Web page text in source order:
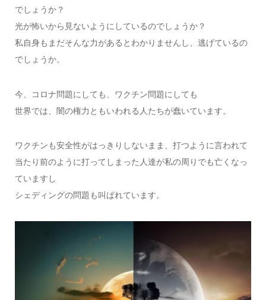
でしょうか？
光が怖いから見ないようにしているのでしょうか？
私自身もまだそんな力があるとわかりませんし、逃げているの
でしょうか。
今、コロナ問題にしても、ワクチン問題にしても
世界では、闇の権力ともいわれる人たちが蠢いています。
ワクチンも安全性がはっきりしないまま、打つように言われて
当たり前のように打ってしまった人達が私の周りでも亡くなっ
ていますし
シェディングの問題も叫ばれています。